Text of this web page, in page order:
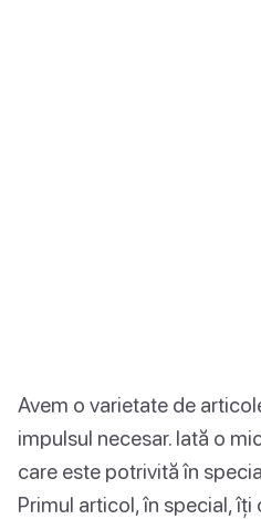
Avem o varietate de
impulsul necesar. Iată o
care este potrivită în
Primul articol, în special, îți